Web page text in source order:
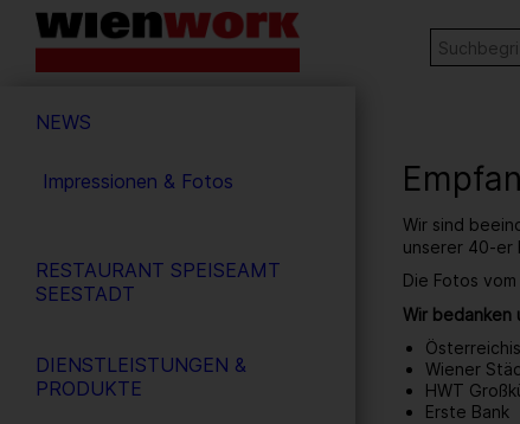
Barrierefreie
Bedienung
Webseite
SUCHE
NEWS
Impressionen & Fotos
RESTAURANT SPEISEAMT
SEESTADT
DIENSTLEISTUNGEN &
PRODUKTE
Wir sind
unserer 40-er
Die Fotos
Wir bedanken
Wiener
HWT
Erste Bank